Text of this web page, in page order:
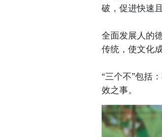
破，促进快速
全面发展人的
传统，使文化
“三个不”包括
效之事。